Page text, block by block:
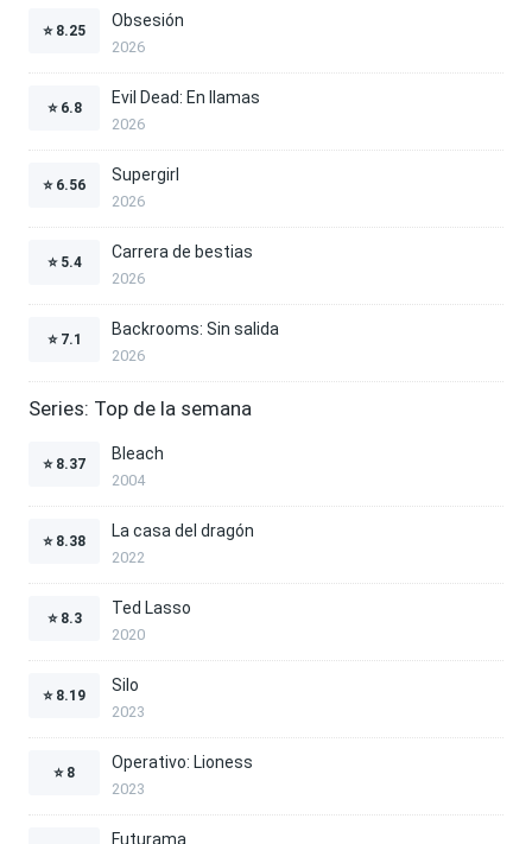
⭐ 8.25
Obsesión
2026
⭐ 6.8
Evil Dead: En llamas
2026
⭐ 6.56
Supergirl
2026
⭐ 5.4
Carrera de bestias
2026
⭐ 7.1
Backrooms: Sin salida
2026
Series: Top de la semana
⭐ 8.37
Bleach
2004
⭐ 8.38
La casa del dragón
2022
⭐ 8.3
Ted Lasso
2020
⭐ 8.19
Silo
2023
⭐ 8
Operativo: Lioness
2023
Futurama